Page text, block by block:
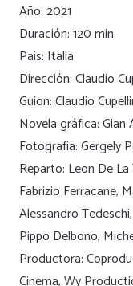
Año: 2021
Duración: 120 min.
País: Italia
Dirección: Claudio
Guion: Claudio
Novela gráfica:
Fotografía: Gergely
Reparto: Leon De
Fabrizio Ferracane,
Alessandro
Pippo Delbono,
Productora: